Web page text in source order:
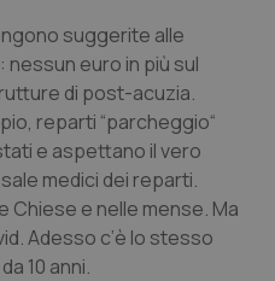
suggerite alle
euro in più sul
di post-acuzia.
reparti “parcheggio“
e aspettano il vero
medici dei reparti.
Chiese e nelle mense. Ma
Adesso c’è lo stesso
10 anni.